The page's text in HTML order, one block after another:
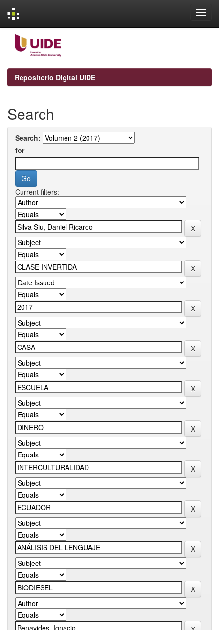
navigation
Repositorio Digital UIDE
Search
Search:
for
Current filters: